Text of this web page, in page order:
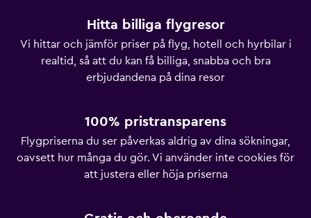
Hitta billiga flygresor
Vi hittar och jämför priser på flyg, hotell och hyrbilar i
realtid, så att du kan få billiga, snabba och bra
erbjudandena på dina resor
100% pristransparens
Flygpriserna du ser påverkas aldrig av dina sökningar,
oavsett hur många du gör. Vi använder inte cookies för
att justera eller höja priserna